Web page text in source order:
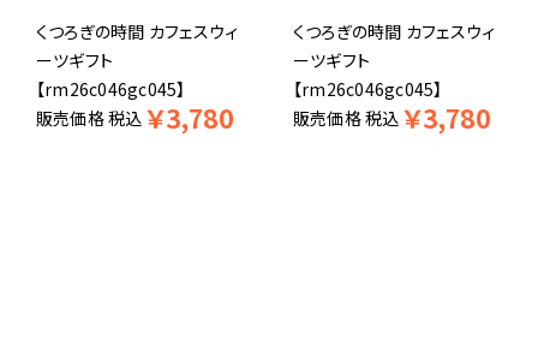
くつろぎの時間 カフェスウィ
ーツギフト
【rm26c046gc045】
販売価格税込 ￥3,780
くつろぎの時間 カフェスウィ
ーツギフト
【rm26c046gc045】
販売価格税込 ￥3,780